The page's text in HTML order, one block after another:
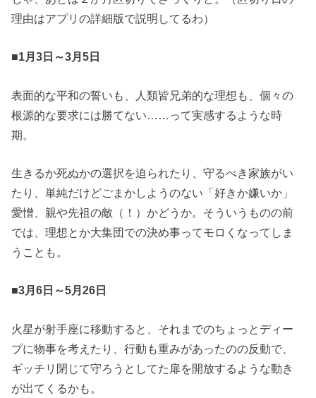
理由はアプリの詳細版で説明してるわ）
■1月3日～3月5日
表面的な平和の誓いも、人類皆兄弟的な理想も、個々の
根源的な要求には勝てない……って実感するような時
期。
生きるか死ぬかの選択を迫られたり、守るべき家族がい
たり、単純だけどごまかしようのない「好きか嫌いか」
愛憎、親や先祖の敵（！）かどうか。そういうものの前
では、理想とか大集団での決め事ってモロくなってしま
うことも。
■3月6日～5月26日
火星が射手座に移動すると、それまでのちょっとディー
プに物事を考えたり、行動も重みがあったのの反動で、
ギッチリ閉じて守ろうとしてた扉を開放するような動き
が出てくるかも。